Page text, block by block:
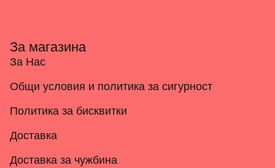
За магазина
За Нас
Общи условия и политика за сигурност
Политика за бисквитки
Доставка
Доставка за чужбина